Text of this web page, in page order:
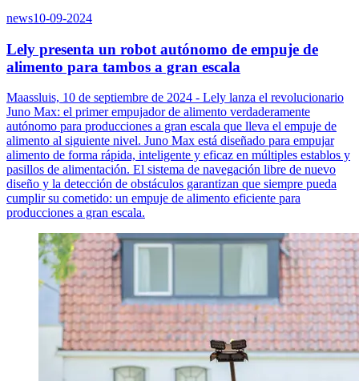
news10-09-2024
Lely presenta un robot autónomo de empuje de
alimento para tambos a gran escala
Maassluis, 10 de septiembre de 2024 - Lely lanza el revolucionario
Juno Max: el primer empujador de alimento verdaderamente
autónomo para producciones a gran escala que lleva el empuje de
alimento al siguiente nivel. Juno Max está diseñado para empujar
alimento de forma rápida, inteligente y eficaz en múltiples establos y
pasillos de alimentación. El sistema de navegación libre de nuevo
diseño y la detección de obstáculos garantizan que siempre pueda
cumplir su cometido: un empuje de alimento eficiente para
producciones a gran escala.